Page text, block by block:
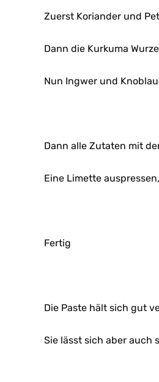
Zuerst Koriander und
Dann die Kurkuma
Nun Ingwer und
Dann alle Zutaten mit
Eine Limette
Fertig
Die Paste hält sich gut
Sie lässt sich aber auch